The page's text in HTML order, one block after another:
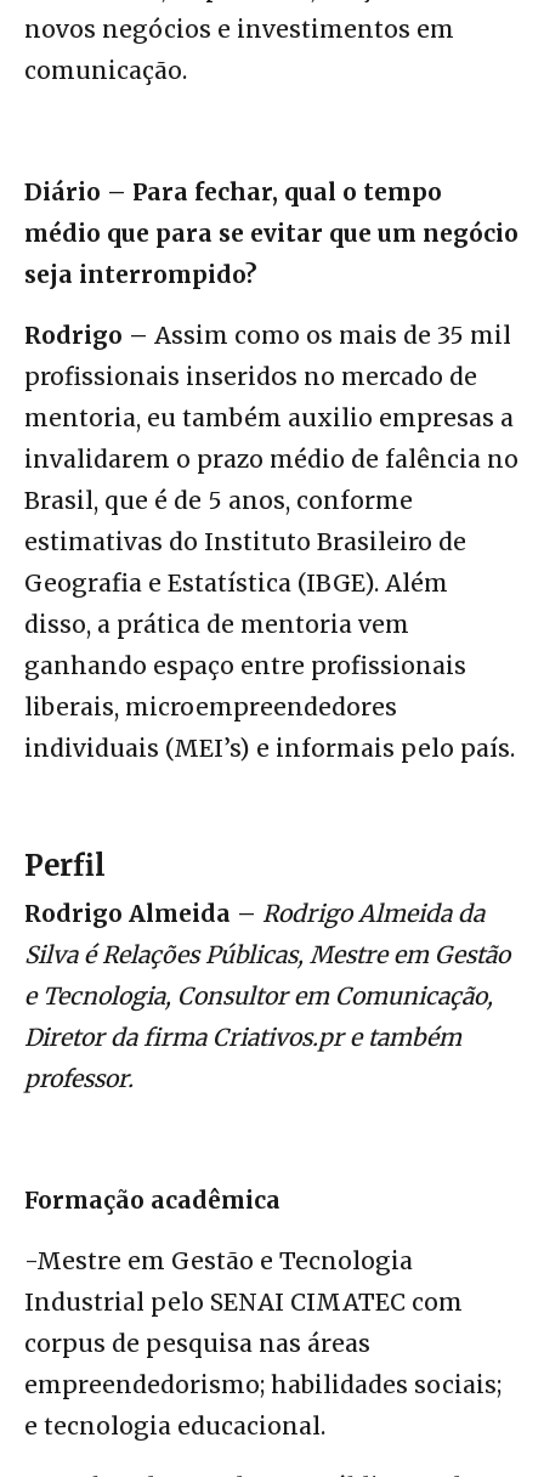
novos negócios e investimentos em
comunicação.
Diário – Para fechar, qual o tempo
médio que para se evitar que um negócio
seja interrompido?
Rodrigo – Assim como os mais de 35 mil
profissionais inseridos no mercado de
mentoria, eu também auxilio empresas a
invalidarem o prazo médio de falência no
Brasil, que é de 5 anos, conforme
estimativas do Instituto Brasileiro de
Geografia e Estatística (IBGE). Além
disso, a prática de mentoria vem
ganhando espaço entre profissionais
liberais, microempreendedores
individuais (MEI’s) e informais pelo país.
Perfil
Rodrigo Almeida – Rodrigo Almeida da
Silva é Relações Públicas, Mestre em Gestão
e Tecnologia, Consultor em Comunicação,
Diretor da firma Criativos.pr e também
professor.
Formação acadêmica
-Mestre em Gestão e Tecnologia
Industrial pelo SENAI CIMATEC com
corpus de pesquisa nas áreas
empreendedorismo; habilidades sociais;
e tecnologia educacional.